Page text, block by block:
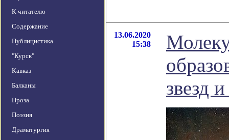
К читателю
Содержание
Публицистика
"Курск"
Кавказ
Балканы
Проза
Поэзия
Драматургия
13.06.2020
15:38
звезд